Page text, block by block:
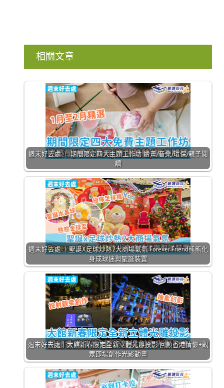
相關文章
週末好去處 ｜ 期間限定四大主題工作坊 繪畫/音樂/環保/親子閱
讀
週末好去處 ｜聖誕X足球炒熱2大商場氣氛 Forever Friend熊熊化
身成球迷與聖誕裝置
週末好去處｜大館新春限定全新立體光雕投影 回顧香港情懷+觀
眾即場創作光影動畫